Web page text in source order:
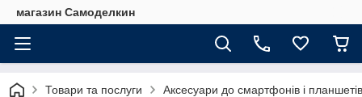
магазин Самоделкин
Товари та послуги Аксесуари до смартфонів і планшетів